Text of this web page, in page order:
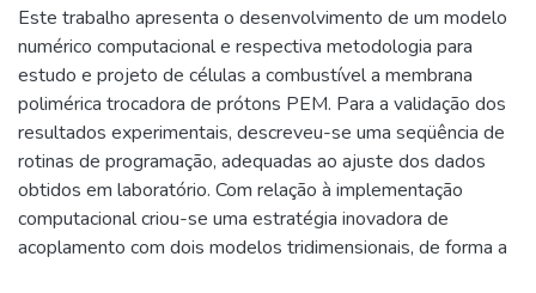
Este trabalho apresenta o desenvolvimento de um modelo
numérico computacional e respectiva metodologia para
estudo e projeto de células a combustível a membrana
polimérica trocadora de prótons PEM. Para a validação dos
resultados experimentais, descreveu-se uma seqüência de
rotinas de programação, adequadas ao ajuste dos dados
obtidos em laboratório. Com relação à implementação
computacional criou-se uma estratégia inovadora de
acoplamento com dois modelos tridimensionais, de forma a